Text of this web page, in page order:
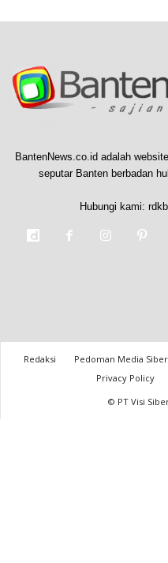
BantenNews.co.id adalah
seputar Banten berbadan
Hubungi kami:
Redaksi Pedoman Media Siber
Privacy Policy
© PT Visi